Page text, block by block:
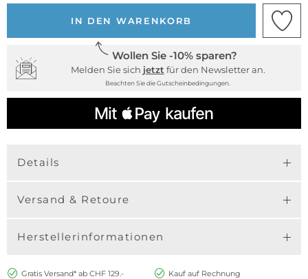
IN DEN WARENKORB
Wollen Sie -10% sparen?
Melden Sie sich jetzt für den Newsletter an.
Beachten Sie die Gutscheinbedingungen.
Details
Versand & Retoure
Herstellerinformationen
Gratis Versand* ab CHF 129.-
Kauf auf Rechnung